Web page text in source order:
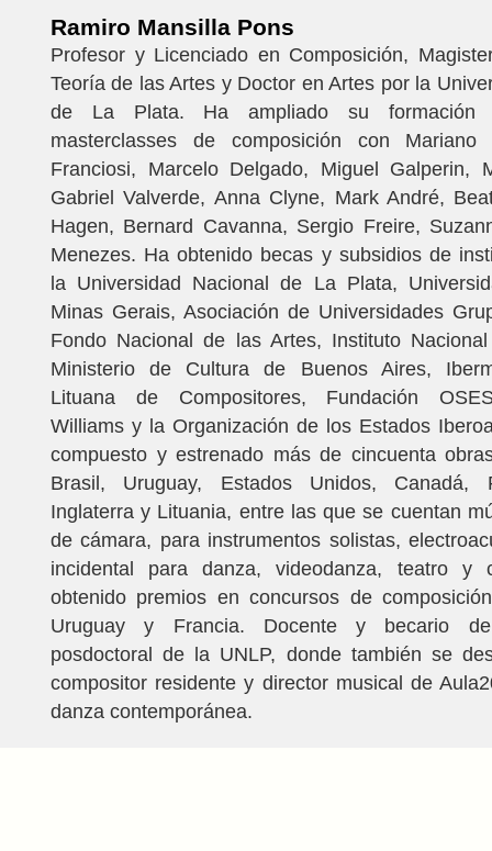
Ramiro Mansilla Pons
Profesor y Licenciado en Composición,
Teoría de las Artes y Doctor en Artes por la
de La Plata. Ha ampliado su
masterclasses de composición con Mariano
Franciosi, Marcelo Delgado, Miguel Galperin,
Gabriel Valverde, Anna Clyne, Mark André,
Hagen, Bernard Cavanna, Sergio Freire,
Menezes. Ha obtenido becas y subsidios de
la Universidad Nacional de La Plata,
Minas Gerais, Asociación de Universidades
Fondo Nacional de las Artes, Instituto
Ministerio de Cultura de Buenos Aires,
Lituana de Compositores, Fundación
Williams y la Organización de los Estados
compuesto y estrenado más de cincuenta
Brasil, Uruguay, Estados Unidos, Canadá,
Inglaterra y Lituania, entre las que se cuentan
de cámara, para instrumentos solistas,
incidental para danza, videodanza, teatro y
obtenido premios en concursos de
Uruguay y Francia. Docente y becario de
posdoctoral de la UNLP, donde también se
compositor residente y director musical de
danza contemporánea.